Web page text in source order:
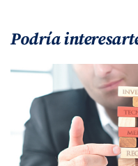
Podría